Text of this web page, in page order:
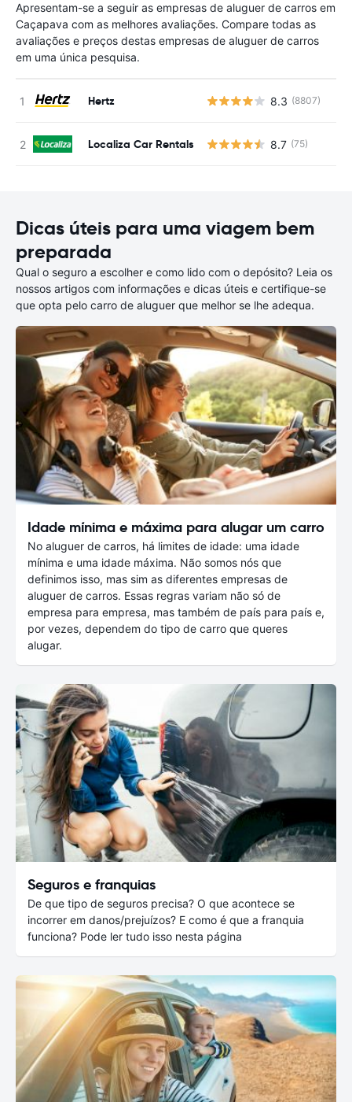
Apresentam-se a seguir as empresas de aluguer de carros em
Caçapava com as melhores avaliações. Compare todas as
avaliações e preços destas empresas de aluguer de carros
em uma única pesquisa.
Hertz 8.3 (8807)
Localiza Car Rentals 8.7 (75)
Dicas úteis para uma viagem bem
preparada
Qual o seguro a escolher e como lido com o depósito? Leia os
nossos artigos com informações e dicas úteis e certifique-se
que opta pelo carro de aluguer que melhor se lhe adequa.
Idade mínima e máxima para alugar um carro
No aluguer de carros, há limites de idade: uma idade
mínima e uma idade máxima. Não somos nós que
definimos isso, mas sim as diferentes empresas de
aluguer de carros. Essas regras variam não só de
empresa para empresa, mas também de país para país e,
por vezes, dependem do tipo de carro que queres
alugar.
Seguros e franquias
De que tipo de seguros precisa? O que acontece se
incorrer em danos/prejuízos? E como é que a franquia
funciona? Pode ler tudo isso nesta página